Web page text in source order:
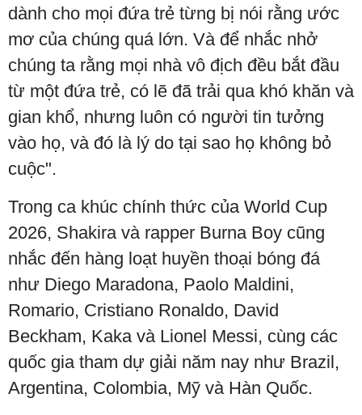
dành cho mọi đứa trẻ từng bị nói rằng ước
mơ của chúng quá lớn. Và để nhắc nhở
chúng ta rằng mọi nhà vô địch đều bắt đầu
từ một đứa trẻ, có lẽ đã trải qua khó khăn và
gian khổ, nhưng luôn có người tin tưởng
vào họ, và đó là lý do tại sao họ không bỏ
cuộc".
Trong ca khúc chính thức của World Cup
2026, Shakira và rapper Burna Boy cũng
nhắc đến hàng loạt huyền thoại bóng đá
như Diego Maradona, Paolo Maldini,
Romario, Cristiano Ronaldo, David
Beckham, Kaka và Lionel Messi, cùng các
quốc gia tham dự giải năm nay như Brazil,
Argentina, Colombia, Mỹ và Hàn Quốc.